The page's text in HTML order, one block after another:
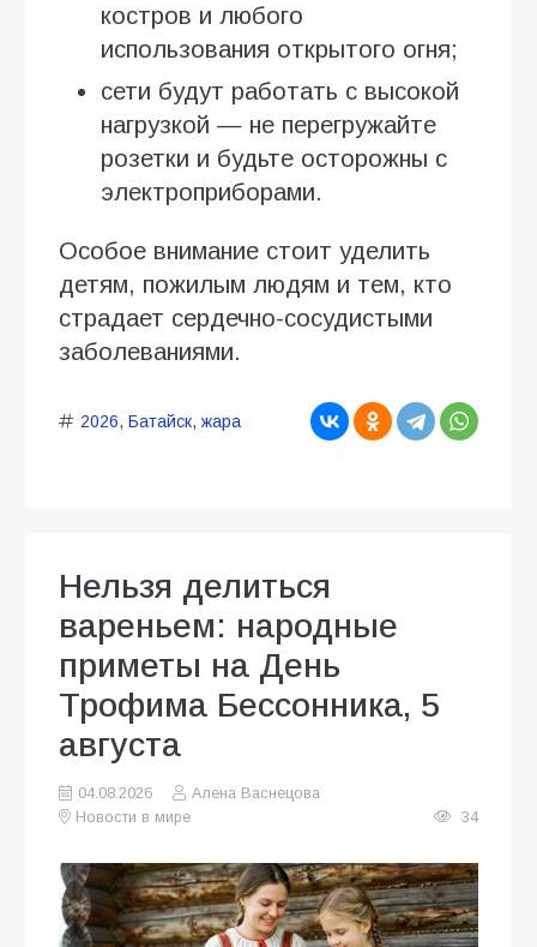
костров и любого
использования открытого огня;
сети будут работать с высокой
нагрузкой — не перегружайте
розетки и будьте осторожны с
электроприборами.
Особое внимание стоит уделить
детям, пожилым людям и тем, кто
страдает сердечно-сосудистыми
заболеваниями.
2026, Батайск, жара
Нельзя делиться
вареньем: народные
приметы на День
Трофима Бессонника, 5
августа
04.08.2026
Алена Васнецова
Новости в мире
34